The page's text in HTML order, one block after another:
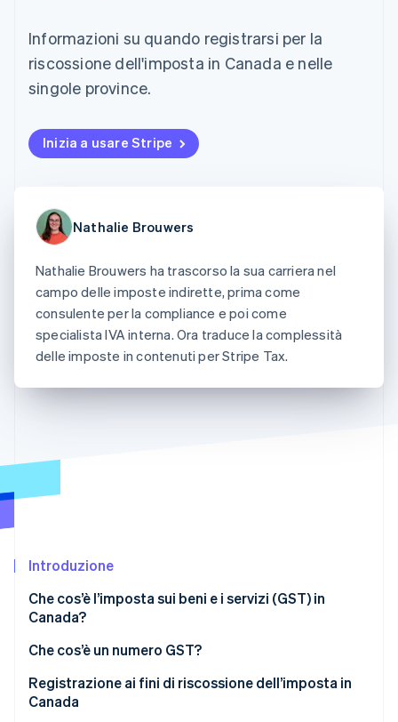
pagamento
oltre 125
Terminal
Pagamenti di
Authorization
Boost
Pagamento
accelerato
Connections
Conti finanziari
collegati
Stripe Sigma
personalizzati
Product roadmap
Costituzione di start-up
Identity
Stripe Sessions 2026
Scopri come Stripe sta costruendo l'infrastruttura
SaaS
Aziende di IA
Assicurazione
intrattenimento
profit
Servizi professionali
Pubblica
Commercio al dettaglio
Offrire addebiti in base
all'utilizzo
Emettere carte
garantite da stablecoin
gestisci i servizi con gli
agenti
Risorse
Integrazioni app
Blog per sviluppatori
Stato dell'API
Conferenza annuale
Sessions
Lavora con noi
Sala stampa
Diventa nostro partner
Informazioni su quando registrarsi per la
riscossione dell'imposta in Canada e nelle
singole province.
Inizia a usare Stripe
Nathalie Brouwers
Nathalie Brouwers ha trascorso la sua carriera nel
campo delle imposte indirette, prima come
consulente per la compliance e poi come
specialista IVA interna. Ora traduce la complessità
delle imposte in contenuti per Stripe Tax.
Introduzione
Che cos’è l’imposta sui beni e i servizi (GST) in
Canada?
Che cos’è un numero GST?
Registrazione ai fini di riscossione dell’imposta in
Canada